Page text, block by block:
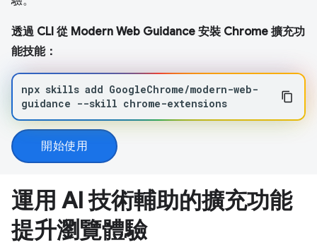
透過 CLI 從 Modern Web Guidance 安裝 Chrome 擴充功
能技能：
npx skills add GoogleChrome/modern-web-
guidance --skill chrome-extensions
開始使用
運用 AI 技術輔助的擴充功能
提升瀏覽體驗